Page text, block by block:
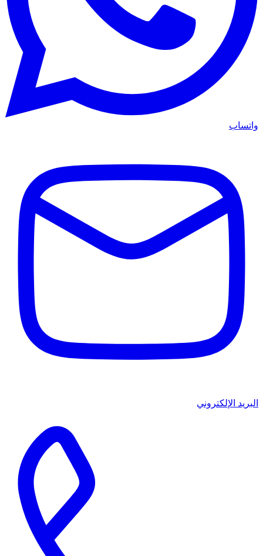
واتساب
البريد الإلكتروني